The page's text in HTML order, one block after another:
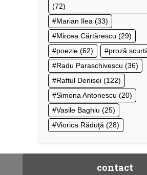
(72)
Marian Ilea (33)
Mircea Cărtărescu (29)
poezie (62) proză
Radu Paraschivescu (36)
Raftul Denisei (122)
Simona Antonescu (20)
Vasile Baghiu (25)
Viorica Răduţă (28)
contact